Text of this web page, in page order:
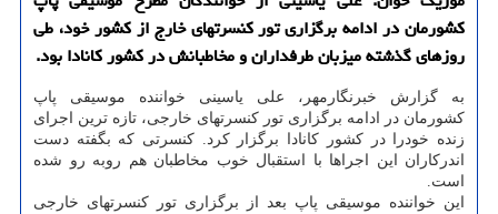
کشورمان در ادامه برگزاری تور کنسرتهای خارج از کشور خود، طی
روزهای گذشته میزبان طرفداران و مخاطبانش در کشور کانادا بود.
به گزارش خبرنگارمهر، علی یاسینی خواننده موسیقی پاپ
کشورمان در ادامه برگزاری تور کنسرتهای خارجی، تازه ترین اجرای
زنده خودرا در کشور کانادا برگزار کرد. کنسرتی که بگفته دست
اندرکاران این اجراها با استقبال خوب مخاطبان هم روبه رو شده
است.
این خواننده موسیقی پاپ بعد از برگزاری تور کنسرتهای خارجی